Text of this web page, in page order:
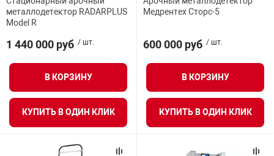
управления
и аналитики
объектов
периметра
Вероятность ложных срабатываний
Диапазон рабочих температур
Возможность создания собственных программ
металлодетектор RADARPLUS
Model R
1 440 000 руб / шт.
В КОРЗИНУ
КУПИТЬ В ОДИН КЛИК
Медрентех Сторс-5
600 000 руб / шт.
В КОРЗИНУ
КУПИТЬ В ОДИН КЛИК